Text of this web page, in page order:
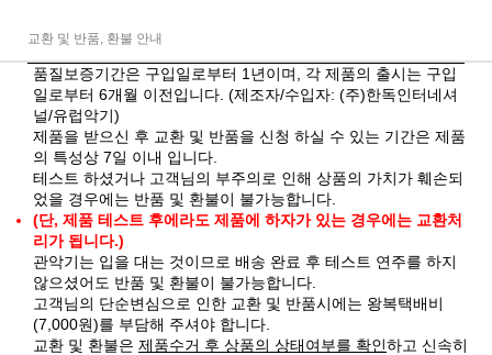
교환 및 반품, 환불 안내
품질보증기간은 구입일로부터 1년이며, 각 제품의 출시는 구입
일로부터 6개월 이전입니다. (제조자/수입자: (주)한독인터네셔
널/유럽악기)
제품을 받으신 후 교환 및 반품을 신청 하실 수 있는 기간은 제품
의 특성상 7일 이내 입니다.
테스트 하셨거나 고객님의 부주의로 인해 상품의 가치가 훼손되
었을 경우에는 반품 및 환불이 불가능합니다.
(단, 제품 테스트 후에라도 제품에 하자가 있는 경우에는 교환처
리가 됩니다.)
관악기는 입을 대는 것이므로 배송 완료 후 테스트 연주를 하지
않으셨어도 반품 및 환불이 불가능합니다.
고객님의 단순변심으로 인한 교환 및 반품시에는 왕복택배비
(7,000원)를 부담해 주셔야 합니다.
교환 및 환불은 제품수거 후 상품의 상태여부를 확인하고 신속히